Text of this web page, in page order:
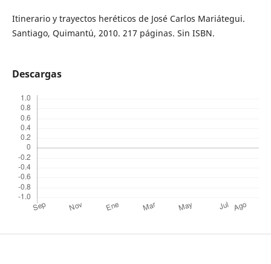
Itinerario y trayectos heréticos de José Carlos Mariátegui.
Santiago, Quimantú, 2010. 217 páginas. Sin ISBN.
Descargas